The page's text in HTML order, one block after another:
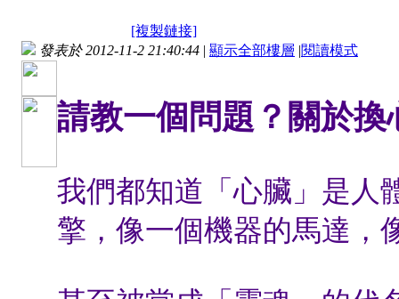
[複製鏈接]
發表於 2012-11-2 21:40:44 | 顯示全部樓層 |閱讀模式
請教一個問題？關於換
我們都知道「心臟」是人
擎，像一個機器的馬達，